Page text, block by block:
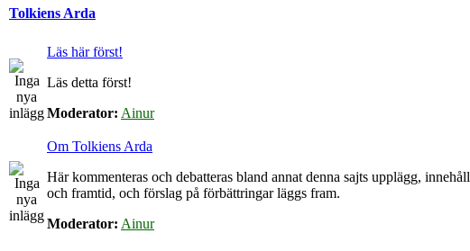
Tolkiens Arda
Läs här först!
Läs detta först!
Moderator: Ainur
Om Tolkiens Arda
Här kommenteras och debatteras bland annat denna sajts upplägg, innehåll
och framtid, och förslag på förbättringar läggs fram.
Moderator: Ainur